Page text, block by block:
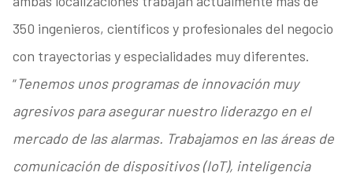
350 ingenieros, científicos y profesionales del negocio
con trayectorias y especialidades muy diferentes.
“Tenemos unos programas de innovación muy
agresivos para asegurar nuestro liderazgo en el
mercado de las alarmas. Trabajamos en las áreas de
comunicación de dispositivos (IoT), inteligencia